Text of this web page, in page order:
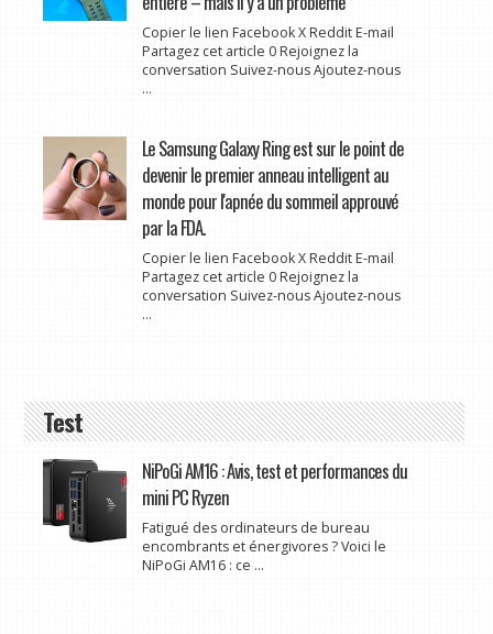
Copier le lien Facebook X Reddit E-mail
Partagez cet article 0 Rejoignez la
conversation Suivez-nous Ajoutez-nous
...
Le Samsung Galaxy Ring est sur le point de
devenir le premier anneau intelligent au
monde pour l'apnée du sommeil approuvé
par la FDA.
Copier le lien Facebook X Reddit E-mail
Partagez cet article 0 Rejoignez la
conversation Suivez-nous Ajoutez-nous
...
Test
NiPoGi AM16 : Avis, test et performances du
mini PC Ryzen
Fatigué des ordinateurs de bureau
encombrants et énergivores ? Voici le
NiPoGi AM16 : ce ...